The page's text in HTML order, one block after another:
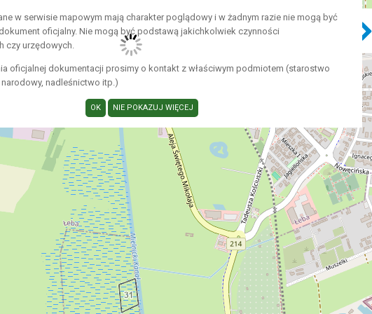
w serwisie mapowym mają charakter poglądowy i w żadnym razie nie mogą być
oficjalny. Nie mogą być podstawą jakichkolwiek czynności
czy urzędowych.
oficjalnej dokumentacji prosimy o kontakt z właściwym podmiotem (starostwo
nadleśnictwo itp.)